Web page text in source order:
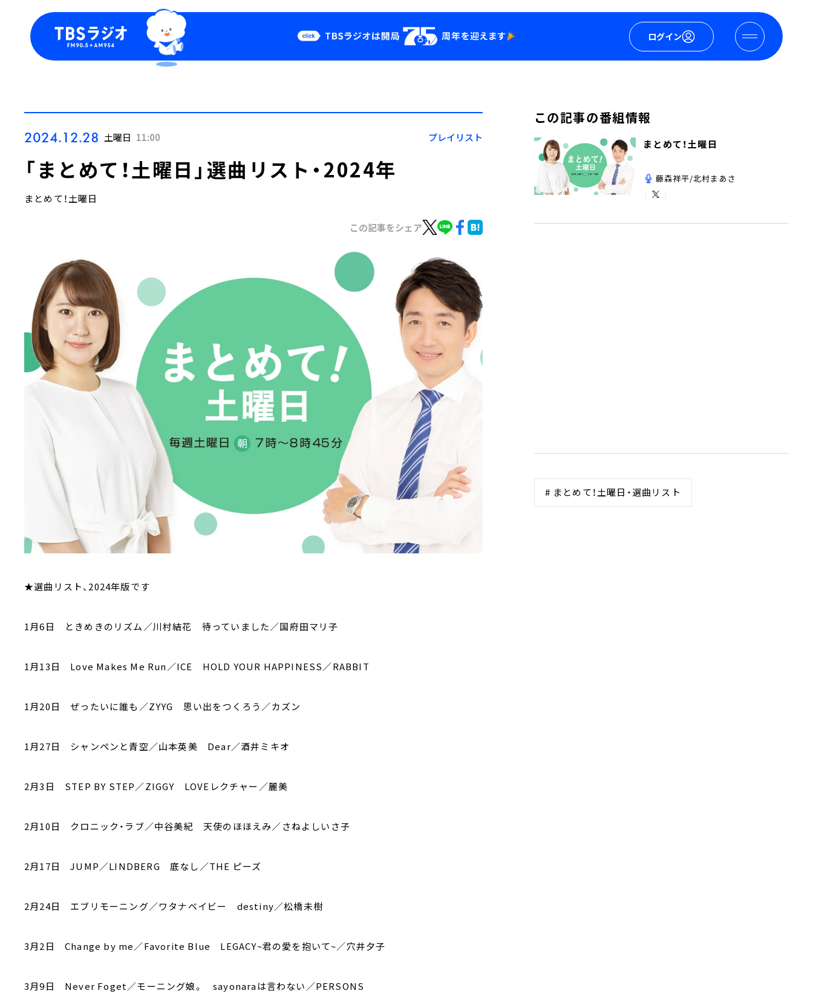
ログイン
Podcast
YouTube
会社情報
2024.12.28 土曜日 11:00 プレイリスト
「まとめて！土曜日」選曲リスト・2024年
まとめて！土曜日
この記事をシェア
★選曲リスト、2024年版です
1月6日 ときめきのリズム／川村結花 待っていました／国府田マリ子
1月13日 Love Makes Me Run／ICE HOLD YOUR HAPPINESS／RABBIT
1月20日 ぜったいに誰も／ZYYG 思い出をつくろう／カズン
1月27日 シャンペンと青空／山本英美 Dear／酒井ミキオ
2月3日 STEP BY STEP／ZIGGY LOVEレクチャー／麗美
2月10日 クロニック・ラブ／中谷美紀 天使のほほえみ／さねよしいさ子
2月17日 JUMP／LINDBERG 底なし／THE ピーズ
2月24日 エブリモーニング／ワタナベイビー destiny／松橋未樹
3月2日 Change by me／Favorite Blue LEGACY~君の愛を抱いて~／穴井夕子
3月9日 Never Foget／モーニング娘。 sayonaraは言わない／PERSONS
この記事の番組情報
まとめて！土曜日
藤森祥平/北村まあさ
# まとめて！土曜日・選曲リスト